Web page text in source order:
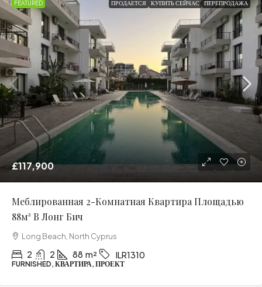
FEATURED ПРОДАЕТСЯ КУПИТЬ СЕЙЧАС ПЕРЕПРОДАЖА
£117,900
Меблированная 2-Комнатная Квартира Площадью
88м² В Лонг Бич
Long Beach, North Cyprus
2 2 88 m² ILR1310
FURNISHED, КВАРТИРА, ПРОЕКТ